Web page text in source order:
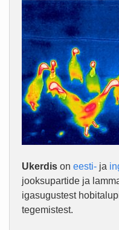
Ukerdis on eesti- ja
jooksupartide ja
igasugustest
tegemistest.